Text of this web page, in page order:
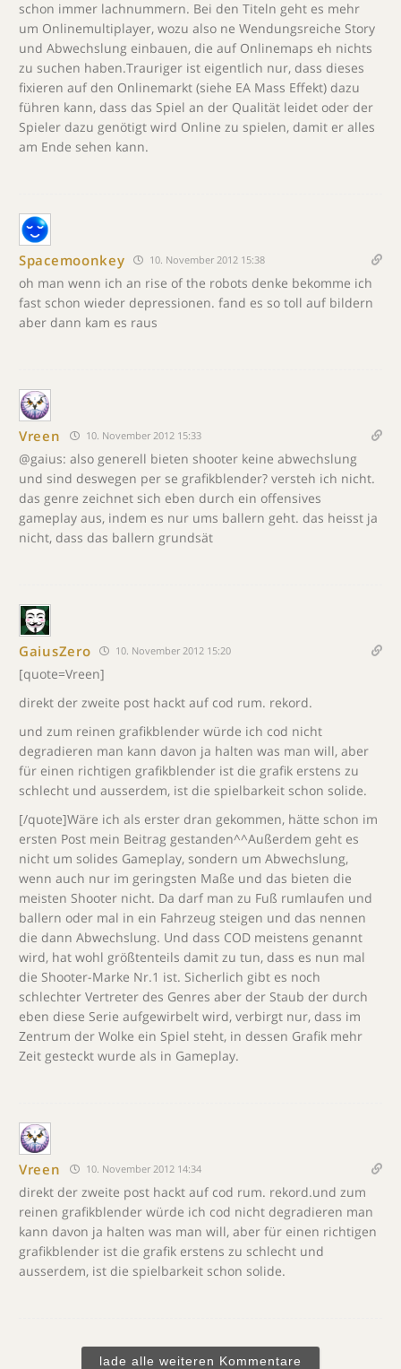
schon immer lachnummern. Bei den Titeln geht es mehr
um Onlinemultiplayer, wozu also ne Wendungsreiche Story
und Abwechslung einbauen, die auf Onlinemaps eh nichts
zu suchen haben.Trauriger ist eigentlich nur, dass dieses
fixieren auf den Onlinemarkt (siehe EA Mass Effekt) dazu
führen kann, dass das Spiel an der Qualität leidet oder der
Spieler dazu genötigt wird Online zu spielen, damit er alles
am Ende sehen kann.
Spacemoonkey 10. November 2012 15:38
oh man wenn ich an rise of the robots denke bekomme ich
fast schon wieder depressionen. fand es so toll auf bildern
aber dann kam es raus
Vreen 10. November 2012 15:33
@gaius: also generell bieten shooter keine abwechslung
und sind deswegen per se grafikblender? versteh ich nicht.
das genre zeichnet sich eben durch ein offensives
gameplay aus, indem es nur ums ballern geht. das heisst ja
nicht, dass das ballern grundsät
GaiusZero 10. November 2012 15:20
[quote=Vreen]
direkt der zweite post hackt auf cod rum. rekord.
und zum reinen grafikblender würde ich cod nicht
degradieren man kann davon ja halten was man will, aber
für einen richtigen grafikblender ist die grafik erstens zu
schlecht und ausserdem, ist die spielbarkeit schon solide.
[/quote]Wäre ich als erster dran gekommen, hätte schon im
ersten Post mein Beitrag gestanden^^Außerdem geht es
nicht um solides Gameplay, sondern um Abwechslung,
wenn auch nur im geringsten Maße und das bieten die
meisten Shooter nicht. Da darf man zu Fuß rumlaufen und
ballern oder mal in ein Fahrzeug steigen und das nennen
die dann Abwechslung. Und dass COD meistens genannt
wird, hat wohl größtenteils damit zu tun, dass es nun mal
die Shooter-Marke Nr.1 ist. Sicherlich gibt es noch
schlechter Vertreter des Genres aber der Staub der durch
eben diese Serie aufgewirbelt wird, verbirgt nur, dass im
Zentrum der Wolke ein Spiel steht, in dessen Grafik mehr
Zeit gesteckt wurde als in Gameplay.
Vreen 10. November 2012 14:34
direkt der zweite post hackt auf cod rum. rekord.und zum
reinen grafikblender würde ich cod nicht degradieren man
kann davon ja halten was man will, aber für einen richtigen
grafikblender ist die grafik erstens zu schlecht und
ausserdem, ist die spielbarkeit schon solide.
lade alle weiteren Kommentare